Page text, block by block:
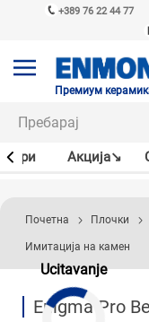
+389 76 22 44 77
Премиум
Акцијa↘
Ucitavanje
Почетна Плочки
Имитација на камен
Enigma Pro